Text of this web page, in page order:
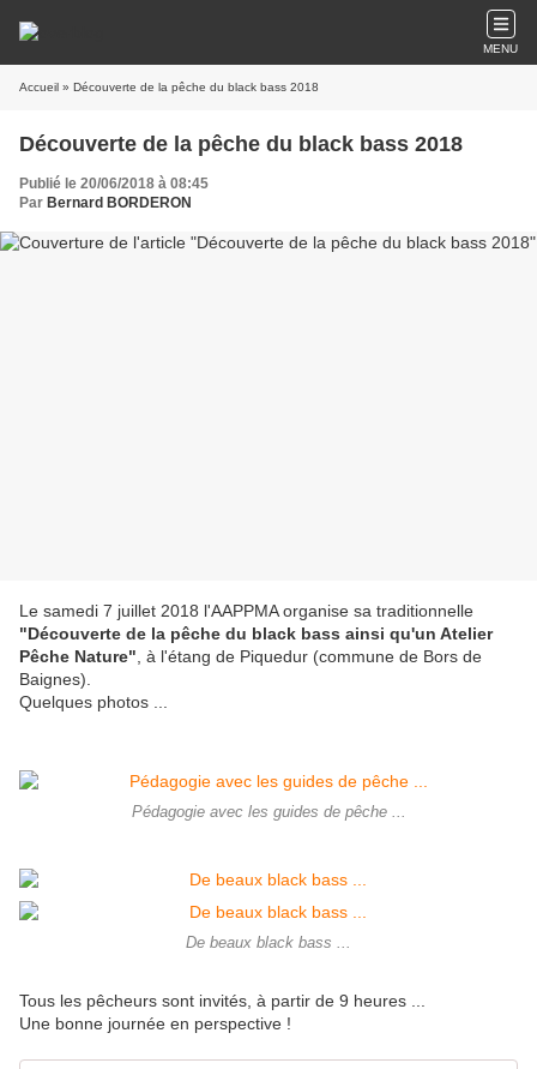
MENU
Accueil » Découverte de la pêche du black bass 2018
Découverte de la pêche du black bass 2018
Publié le 20/06/2018 à 08:45
Par Bernard BORDERON
Le samedi 7 juillet 2018 l'AAPPMA organise sa traditionnelle
"Découverte de la pêche du black bass ainsi qu'un Atelier
Pêche Nature" , à l'étang de Piquedur (commune de Bors de
Baignes).
Quelques photos ...
Pédagogie avec les guides de pêche ...
De beaux black bass ...
Tous les pêcheurs sont invités, à partir de 9 heures ...
Une bonne journée en perspective !